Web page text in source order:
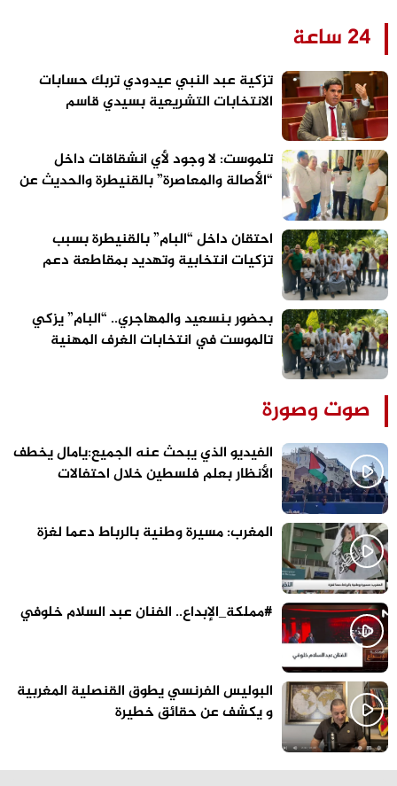
24 ساعة
تزكية عبد النبي عيدودي تربك حسابات
الانتخابات التشريعية بسيدي قاسم
تلموست: لا وجود لأي انشقاقات داخل
“الأصالة والمعاصرة” بالقنيطرة والحديث عن
احتقان داخل “البام” بالقنيطرة بسبب
تزكيات انتخابية وتهديد بمقاطعة دعم
بحضور بنسعيد والمهاجري.. “البام” يزكي
تالموست في انتخابات الغرف المهنية
صوت وصورة
الفيديو الذي يبحث عنه الجميع:يامال يخطف
الأنظار بعلم فلسطين خلال احتفالات
المغرب: مسيرة وطنية بالرباط دعما لغزة
#مملكة_الإبداع.. الفنان عبد السلام خلوفي
البوليس الفرنسي يطوق القنصلية المغربية
و يكشف عن حقائق خطيرة